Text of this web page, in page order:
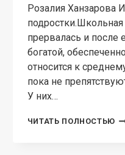
Розалия Ханзарова
прервалась и после
богатой,
относится к
пока не
У них…
ЧИТАТЬ ПОЛНОСТЬЮ